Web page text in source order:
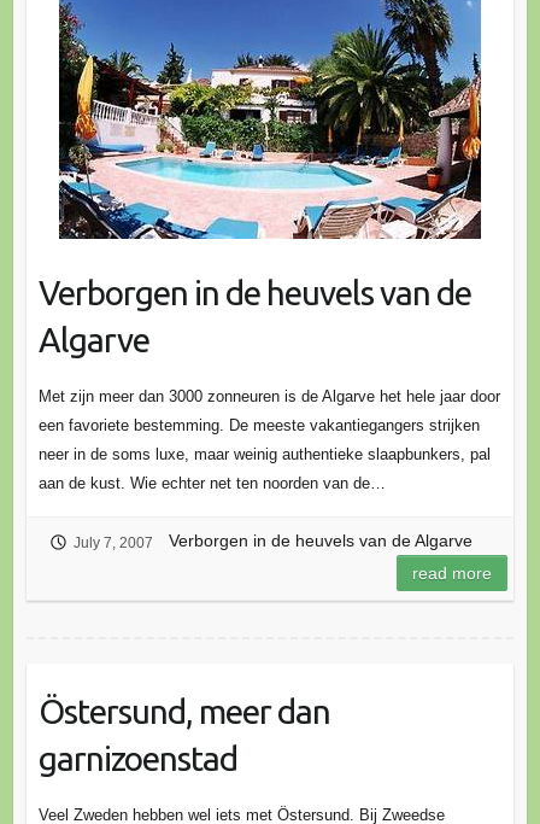
Verborgen in de heuvels van de
Algarve
Met zijn meer dan 3000 zonneu­ren is de Algarve het hele jaar door
een favoriete bestem­ming. De meeste vakantie­gangers strijken
neer in de soms luxe, maar weinig authentieke slaapbun­kers, pal
aan de kust. Wie echter net ten noorden van de…
July 7, 2007
Verborgen in de heuvels van de Algarve
read more
Östersund, meer dan
garnizoenstad
Veel Zweden hebben wel iets met Östersund. Bij Zweedse